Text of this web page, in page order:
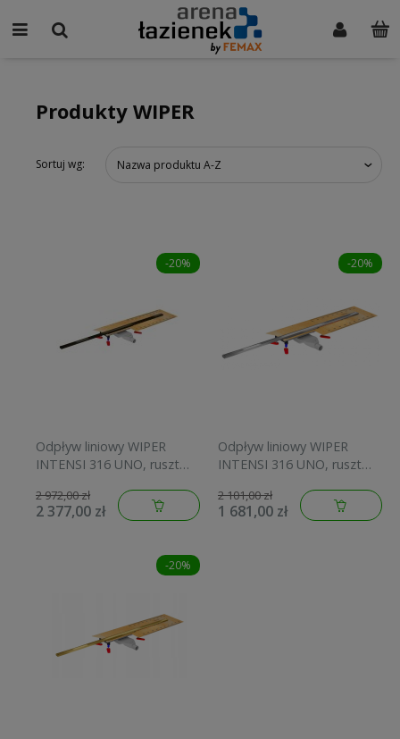
Produkty WIPER
Sortuj wg: Nazwa produktu A-Z
-20%
Odpływ liniowy WIPER
INTENSI 316 UNO, ruszt
500.0258.55.120
2 972,00 zł
2 377,00 zł
-20%
Odpływ liniowy WIPER
INTENSI 316 UNO, ruszt
500.0258.32.120
2 101,00 zł
1 681,00 zł
-20%